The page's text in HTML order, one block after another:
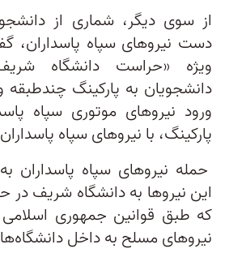
از سوی دیگر، شماری از
دست نیروهای سپاه پاسداران،
ویژه «حراست دانشگاه
دانشجویان به پارکینگ
ورود نیروهای موتوری سپاه
پارکینگ، با نیروهای سپاه
حمله نیروهای سپاه پاسداران
این نیروها به دانشگاه شریف
که طبق قوانین جمهوری اسلامی
نیروهای مسلح به داخل